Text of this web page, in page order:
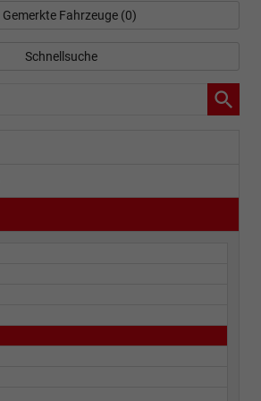
Gemerkte Fahrzeuge (0)
Schnellsuche